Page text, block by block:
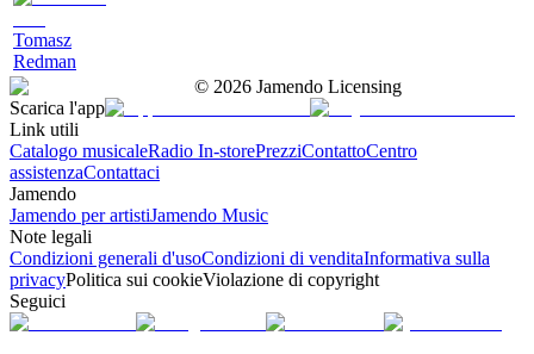
Tomasz
Redman
© 2026 Jamendo Licensing
Scarica l'app
Link utili
Catalogo musicaleRadio In-storePrezziContattoCentro
assistenzaContattaci
Jamendo
Jamendo per artistiJamendo Music
Note legali
Condizioni generali d'usoCondizioni di venditaInformativa sulla
privacyPolitica sui cookieViolazione di copyright
Seguici